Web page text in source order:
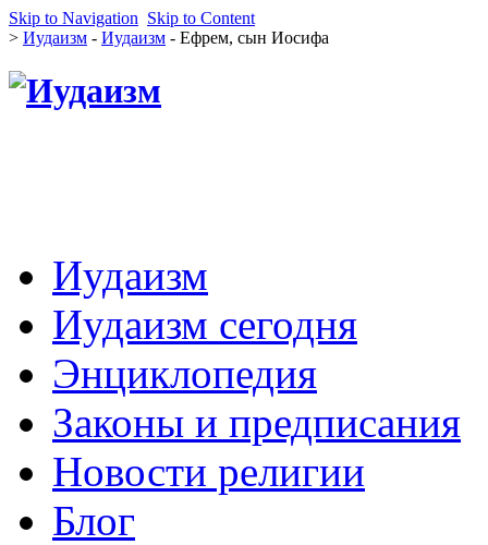
Skip to Navigation Skip to Content
> Иудаизм - Иудаизм - Ефрем, сын Иосифа
Иудаизм
Иудаизм сегодня
Энциклопедия
Законы и предписания
Новости религии
Блог